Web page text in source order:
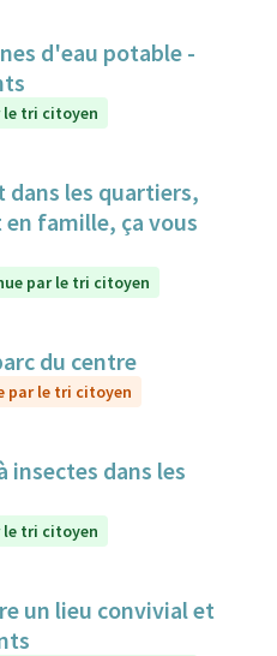
d'eau potable -
le tri citoyen
dans les quartiers,
famille, ça vous
par le tri citoyen
du centre
par le tri citoyen
dans les
le tri citoyen
un lieu convivial et